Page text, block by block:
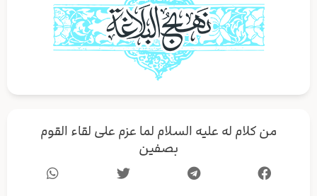
من كلام له عليه السلام لما عزم على لقاء القوم
بصفين